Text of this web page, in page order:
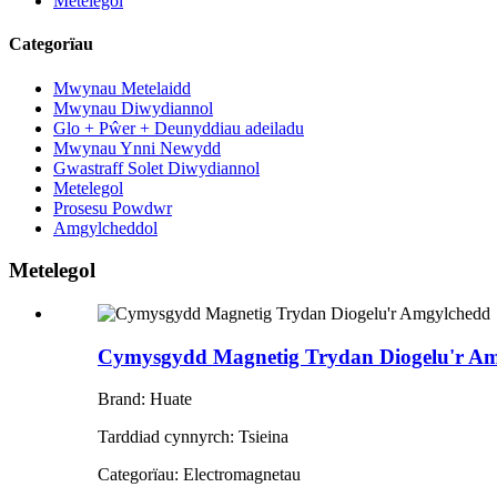
Categorïau
Mwynau Metelaidd
Mwynau Diwydiannol
Glo + Pŵer + Deunyddiau adeiladu
Mwynau Ynni Newydd
Gwastraff Solet Diwydiannol
Metelegol
Prosesu Powdwr
Amgylcheddol
Metelegol
Cymysgydd Magnetig Trydan Diogelu'r
Brand: Huate
Tarddiad cynnyrch: Tsieina
Categorïau: Electromagnetau